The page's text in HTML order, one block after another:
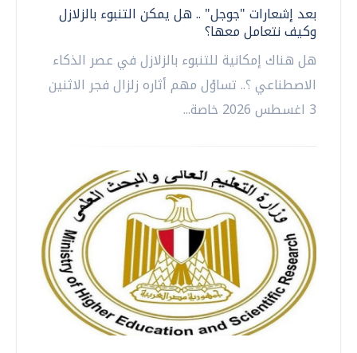
بعد إشعارات "جوجل" .. هل يمكن التنبوء بالزلازل
وكيف نتعامل معها؟
هل هناك إمكانية للتنبوء بالزلازل في عصر الذكاء
الاصطناعي ؟.. تساؤل مهم أثاره زلزال فجر الاثنين
3 اغسطس 2026 خاصة...